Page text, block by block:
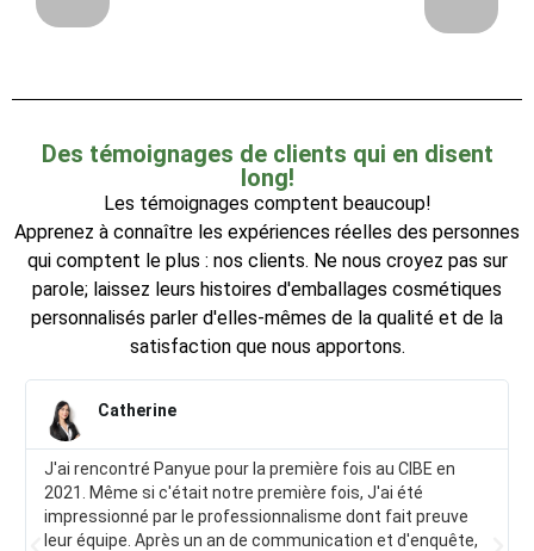
Des témoignages de clients qui en disent
long!
Les témoignages comptent beaucoup!
Apprenez à connaître les expériences réelles des personnes
qui comptent le plus : nos clients. Ne nous croyez pas sur
parole; laissez leurs histoires d'emballages cosmétiques
personnalisés parler d'elles-mêmes de la qualité et de la
satisfaction que nous apportons.
Catherine
J'ai rencontré Panyue pour la première fois au CIBE en
2021. Même si c'était notre première fois, J'ai été
impressionné par le professionnalisme dont fait preuve
leur équipe. Après un an de communication et d'enquête,